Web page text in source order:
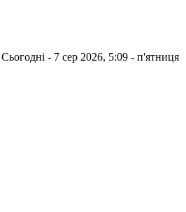
Сьогодні - 7 сер 2026, 5:09 - п'ятниця